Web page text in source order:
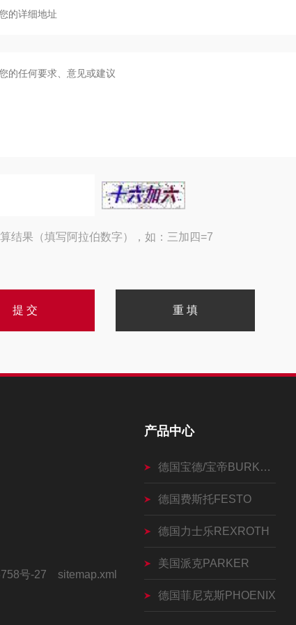
结果（填写阿拉伯数字），如：三加四=7
号-27 sitemap.xml
产品中心
德国宝德/宝帝BURKERT
德国费斯托FESTO
德国力士乐REXROTH
美国派克PARKER
德国菲尼克斯PHOENIX